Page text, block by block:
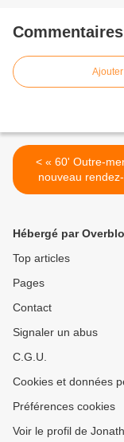
Commentaires
< « 60' Outre-mer », le
nouveau
d'actualité du pôle
Hébergé par
Top articles
Pages
Contact
Signaler un abus
C.G.U.
Cookies et données
Préférences cookies
Voir le profil de